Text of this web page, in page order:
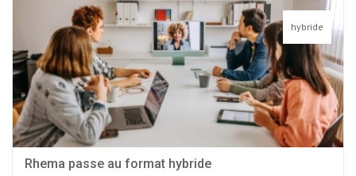
hybride
Rhema passe au format hybride